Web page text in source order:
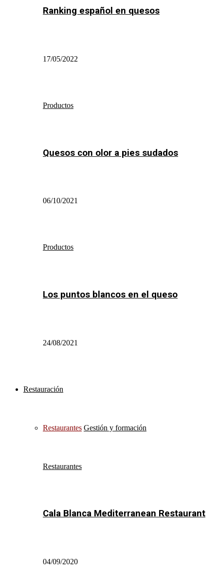
Ranking español en quesos
17/05/2022
Productos
Quesos con olor a pies sudados
06/10/2021
Productos
Los puntos blancos en el queso
24/08/2021
Restauración
Restaurantes Gestión y formación
Restaurantes
Cala Blanca Mediterranean Restaurant
04/09/2020